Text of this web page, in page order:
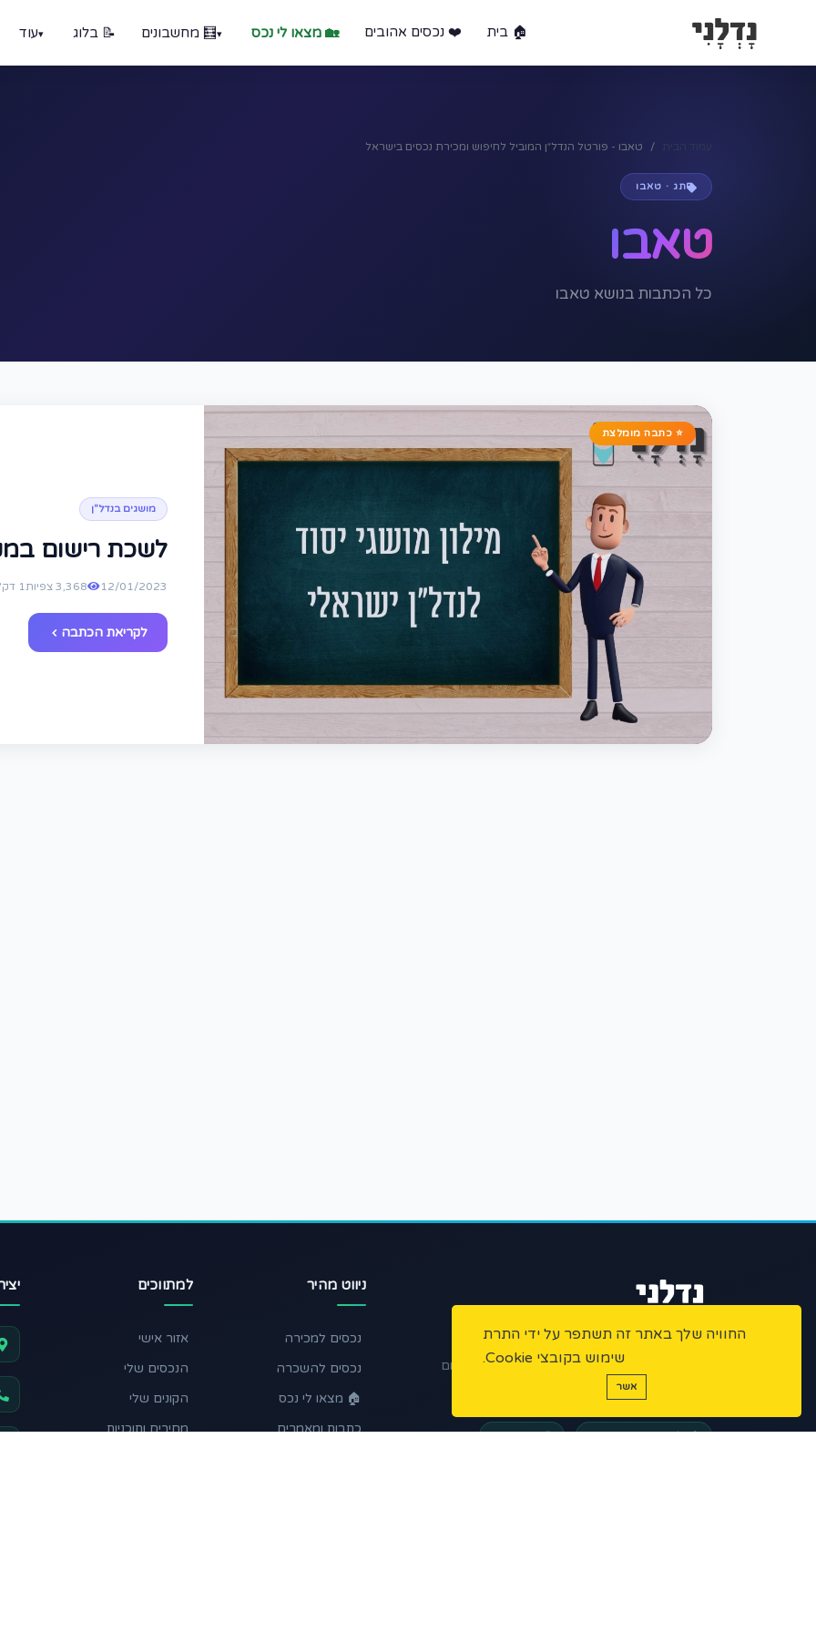
🏠 בית ❤️ נכסים אהובים 🏡 מצאו לי נכס 🧮 מחשבונים 📝 בלוג עוד
טאבו - פורטל הנדל״ן המוביל לחיפוש ומכירת נכסים בישראל
תג · טאבו
טאבו
כל הכתבות בנושא טאבו
⭐ כתבה מומלצת
מושגים בנדל"ן
לשכת רישום
12/01/2023 3,368 צפיות 1 דק' קריאה
לקריאת הכתבה
הפלטפורמה המתקדמת למתווכי נדל"ן בישראל.
ניהול נכסים, שיווק דיגיטלי ואוטומציות – הכל במקום
פלטפורמה מאובטחת מורשי תיווך
ניווט מהיר
נכסים למכירה
נכסים להשכרה
🏠 מצאו לי נכס
כתבות ומאמרים
למתווכים
אזור אישי
הנכסים שלי
הקונים שלי
מחירים ותוכניות
החוויה שלך באתר זה תשתפר על ידי התרת
שימוש בקובצי Cookie.
אשר